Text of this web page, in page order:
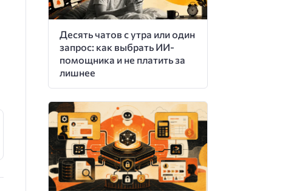
Десять чатов с утра или один
запрос: как выбрать ИИ-
помощника и не платить за
лишнее